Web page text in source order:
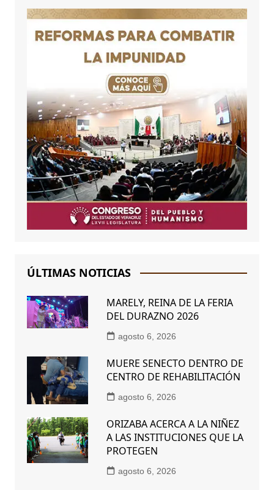
ÚLTIMAS NOTICIAS
MARELY, REINA DE LA FERIA
DEL DURAZNO 2026
agosto 6, 2026
MUERE SENECTO DENTRO DE
CENTRO DE REHABILITACIÓN
agosto 6, 2026
ORIZABA ACERCA A LA NIÑEZ
A LAS INSTITUCIONES QUE LA
PROTEGEN
agosto 6, 2026